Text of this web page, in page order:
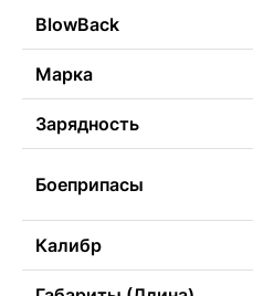
BlowBack
Марка
Зарядность
Боеприпасы
Калибр